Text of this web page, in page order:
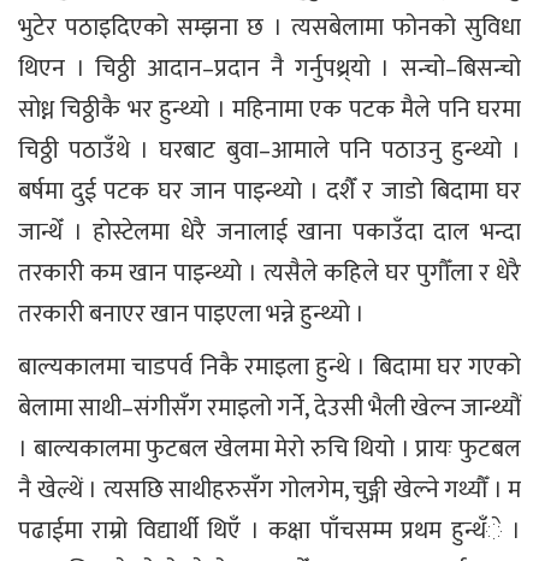
भुटेर पठाइदिएको सम्झना छ । त्यसबेलामा फोनको सुविधा
थिएन । चिठ्ठी आदान–प्रदान नै गर्नुपथ्र्यो । सन्चो–बिसन्चो
सोध्न चिठ्ठीकै भर हुन्थ्यो । महिनामा एक पटक मैले पनि घरमा
चिठ्ठी पठाउँथे । घरबाट बुवा–आमाले पनि पठाउनु हुन्थ्यो ।
बर्षमा दुई पटक घर जान पाइन्थ्यो । दशैँ र जाडो बिदामा घर
जान्थेँ । होस्टेलमा धेरै जनालाई खाना पकाउँदा दाल भन्दा
तरकारी कम खान पाइन्थ्यो । त्यसैले कहिले घर पुगौँला र धेरै
तरकारी बनाएर खान पाइएला भन्ने हुन्थ्यो ।
बाल्यकालमा चाडपर्व निकै रमाइला हुन्थे । बिदामा घर गएको
बेलामा साथी–संगीसँग रमाइलो गर्ने, देउसी भैली खेल्न जान्थ्यौं
। बाल्यकालमा फुटबल खेलमा मेरो रुचि थियो । प्रायः फुटबल
नै खेल्थें । त्यसछि साथीहरुसँग गोलगेम, चुङ्गी खेल्ने गथ्यौँ । म
पढाईमा राम्रो विद्यार्थी थिएँ । कक्षा पाँचसम्म प्रथम हुन्थँे ।